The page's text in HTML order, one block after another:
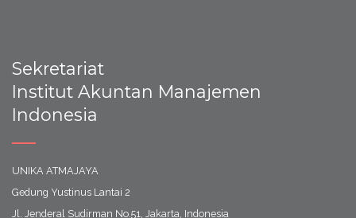
Sekretariat
Institut Akuntan Manajemen
Indonesia
UNIKA ATMAJAYA
Gedung Yustinus Lantai 2
Jl. Jenderal Sudirman No.51, Jakarta, Indonesia